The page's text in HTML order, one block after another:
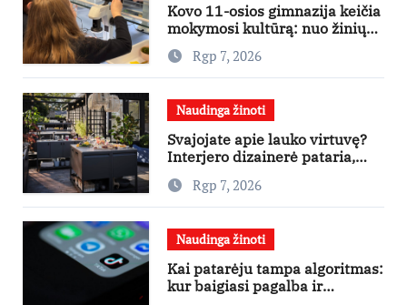
Kovo 11-osios gimnazija keičia
mokymosi kultūrą: nuo žinių
kaupimo – prie jų supratimo ir
taikymo
Rgp 7, 2026
Naudinga žinoti
Svajojate apie lauko virtuvę?
Interjero dizainerė pataria,
nuo ko pradėti
Rgp 7, 2026
Naudinga žinoti
Kai patarėju tampa algoritmas:
kur baigiasi pagalba ir